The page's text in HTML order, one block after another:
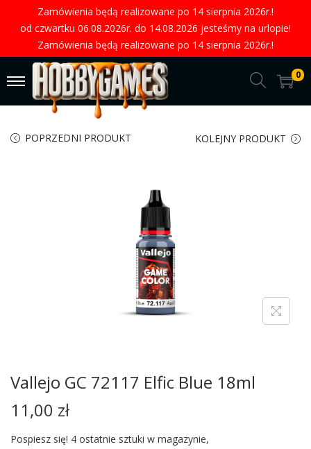
Zamówienia będą realizowane po 14 sierpnia 2026r.!
od czwartku 06.08.2026r. do 14.08.2026 jesteśmy na urlopie!
Zamówienia będą realizowane po 14 sierpnia 2026r.!
0
POPRZEDNI PRODUKT KOLEJNY PRODUKT
Vallejo GC 72117 Elfic Blue 18ml
11,00 zł
Pospiesz się! 4 ostatnie sztuki w magazynie,